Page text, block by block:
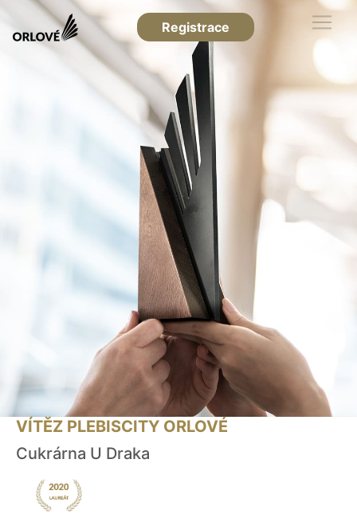
Registrace
VÍTĚZ PLEBISCITY ORLOVÉ
Cukrárna U Draka